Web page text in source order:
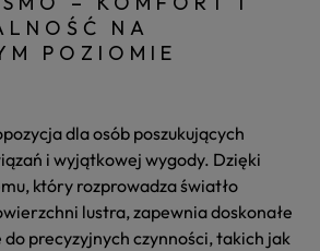
NA
POZIOMIE
dla osób poszukujących
i wyjątkowej wygody. Dzięki
, który rozprowadza światło
lustra, zapewniadoskonałe
do precyzyjnych czynności, takich jak